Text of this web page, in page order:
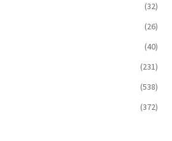
(32)
(26)
(40)
(231)
(538)
(372)